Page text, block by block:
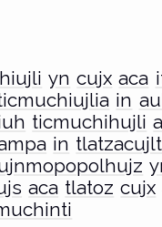
yn cujx aca
in
ticmuchihujli
in
aca tlatoz cujx